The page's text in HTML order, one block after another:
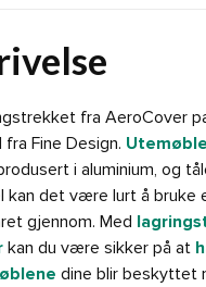
fra AeroCover
Fine Design.
i aluminium, og
kan det være lurt å bruke
gjennom. Med
kan du være sikker på at
dine blir beskyttet